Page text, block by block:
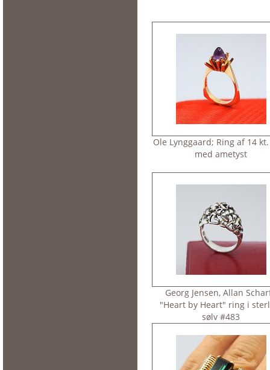
Ole Lynggaard; Ring af 14
med ametyst
Georg Jensen, Allan
"Heart by Heart" ring i
sølv #483